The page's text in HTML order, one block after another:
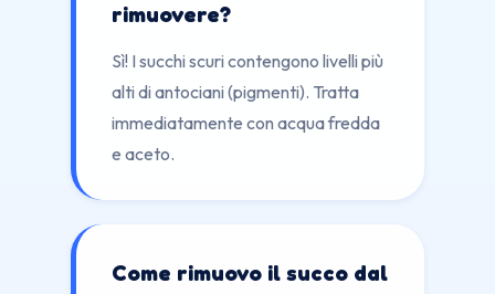
rimuovere?
Sì! I succhi scuri contengono livelli più
alti di antociani (pigmenti). Tratta
immediatamente con acqua fredda
e aceto.
Come rimuovo il succo dal